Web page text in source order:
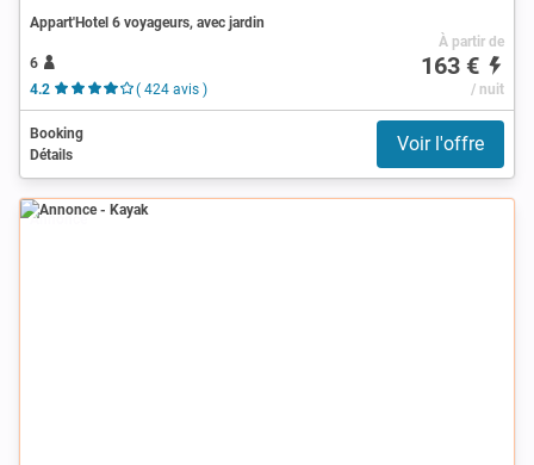
Appart'Hotel 6 voyageurs, avec jardin
6
4.2
( 424 avis )
À partir de
163 €
/ nuit
Booking
Détails
Voir l'offre
Annonce